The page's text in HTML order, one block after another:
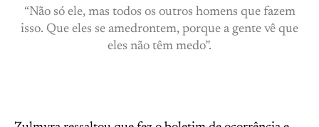
“Não só ele, mas todos os outros homens que fazem
isso. Que eles se amedrontem, porque a gente vê que
eles não têm medo”.